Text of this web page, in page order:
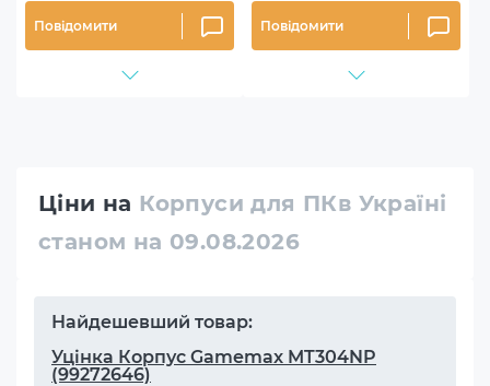
Повідомити Повідомити
Ціни на Корпуси для ПКв Україні
станом на 09.08.2026
Найдешевший товар:
Уцінка Корпус Gamemax MT304NP
(99272646)